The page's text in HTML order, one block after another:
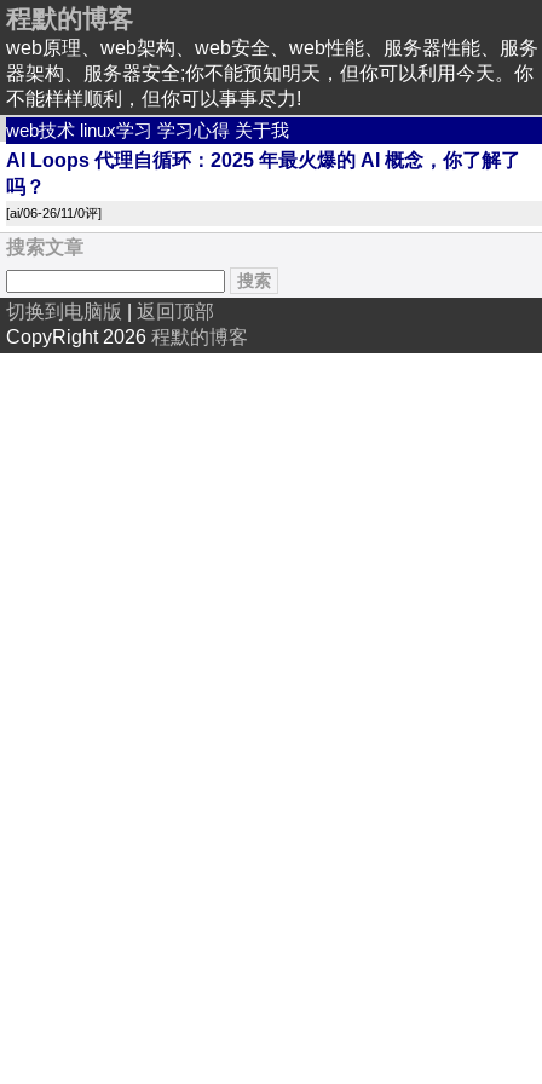
程默的博客
web原理、web架构、web安全、web性能、服务器性能、服务
器架构、服务器安全;你不能预知明天，但你可以利用今天。你
不能样样顺利，但你可以事事尽力!
web技术 linux学习 学习心得 关于我
AI Loops 代理自循环：2025 年最火爆的 AI 概念，你了解了
吗？
[ai/06-26/11/0评]
搜索文章
切换到电脑版
返回顶部
CopyRight 2026 程默的博客